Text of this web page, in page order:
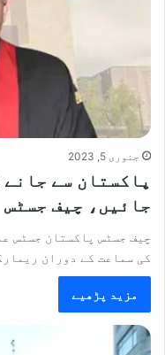
جنوری 5, 2023
پاکستان سے
جائیں، چیف جسٹس
چیف جسٹس پاکستان جسٹس
کی سماعت کے دوران
مزید پڑھیے